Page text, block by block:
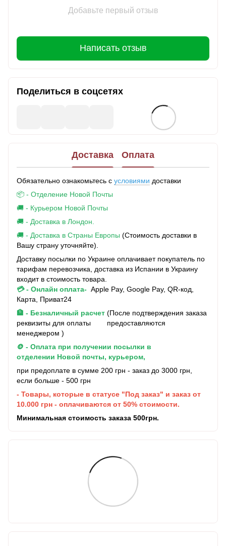
Добавьте первый отзыв
Написать отзыв
Поделиться в соцсетях
Доставка Оплата
Обязательно ознакомьтесь с условиями доставки
📦 - Отделение Новой Почты
🚚 - Курьером Новой Почты
🚚 - Доставка в Лондон.
🚚 - Доставка в Страны Европы (Стоимость доставки в
Вашу страну уточняйте).
Доставку посылки по Украине оплачивает покупатель по
тарифам перевозчика, доставка из Испании в Украину
входит в стоимость товара.
💳 - Онлайн оплата- Apple Pay, Google Pay, QR-код,
Карта, Приват24
🏦 - Безналичный расчет (После подтверждения заказа
реквизиты для оплаты предоставляются
менеджером )
🪙 - Оплата при получении посылки в
отделении Новой почты, курьером,
при предоплате в сумме 200 грн - заказ до 3000 грн,
если больше - 500 грн
- Товары, которые в статусе "Под заказ" и заказ от
10.000 грн - оплачиваются от 50% стоимости.
Минимальная стоимость заказа 500грн.